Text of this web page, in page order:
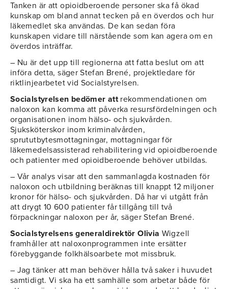
Tanken är att opioidberoende personer ska få ökad
kunskap om bland annat tecken på en överdos och hur
läkemedlet ska användas. De kan sedan föra
kunskapen vidare till närstående som kan agera om en
överdos inträffar.
– Nu är det upp till regionerna att fatta beslut om att
införa detta, säger Stefan Brené, projektledare för
riktlinjearbetet vid Socialstyrelsen.
Socialstyrelsen bedömer attrekommendationen om
naloxon kan komma att påverka resursfördelningen och
organisationen inom hälso- och sjukvården.
Sjuksköterskor inom kriminalvården,
sprututbytesmottagningar, mottagningar för
läkemedelsassisterad rehabilitering vid opioidberoende
och patienter med opioidberoende behöver utbildas.
– Vår analys visar att den sammanlagda kostnaden för
naloxon och utbildning beräknas till knappt 12 miljoner
kronor för hälso- och sjukvården. Då har vi utgått från
att drygt 10 600 patienter får tillgång till två
förpackningar naloxon per år, säger Stefan Brené.
Socialstyrelsens generaldirektör Olivia Wigzell
framhåller att naloxonprogrammen inte ersätter
förebyggande folkhälsoarbete mot missbruk.
– Jag tänker att man behöver hålla två saker i huvudet
samtidigt. Vi ska ha ett samhälle som arbetar både för